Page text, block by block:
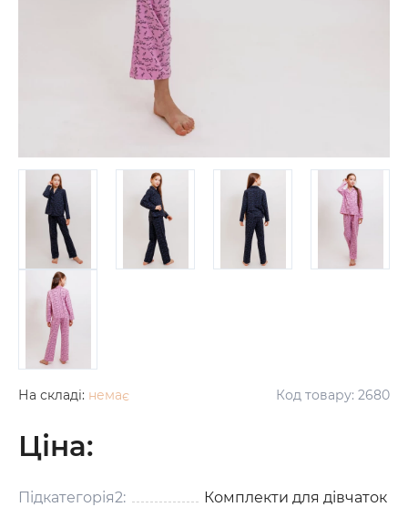
На складі: немає Код товару: 2680
Ціна:
Підкатегорія2: Комплекти для дівчаток